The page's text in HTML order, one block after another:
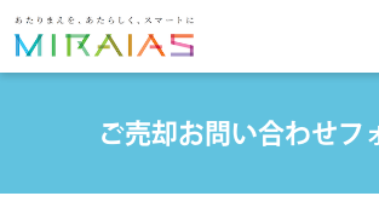
ご売却お問い合わせフ